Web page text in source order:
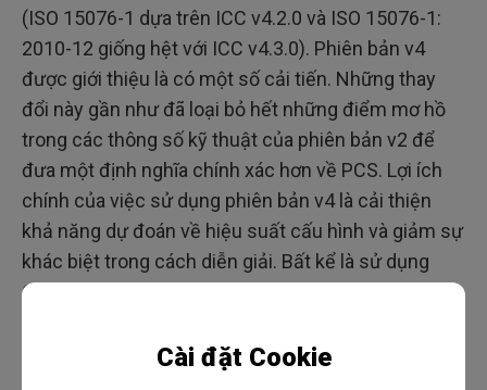
Cài đặt Cookie
(ISO 15076-1 dựa trên ICC v4.2.0 và ISO 15076-1:
2010-12 giống hệt với ICC v4.3.0). Phiên bản v4
được giới thiệu là có một số cải tiến. Những thay
đổi này gần như đã loại bỏ hết những điểm mơ hồ
trong các thông số kỹ thuật của phiên bản v2 để
đưa một định nghĩa chính xác hơn về PCS. Lợi ích
chính của việc sử dụng phiên bản v4 là cải thiện
khả năng dự đoán về hiệu suất cấu hình và giảm sự
khác biệt trong cách diễn giải. Bất kể là sử dụng
CMM nào, khi một cặp cấu hình được sử dụng,
tiến chính được thực hiện trong v4 so với v2 là: